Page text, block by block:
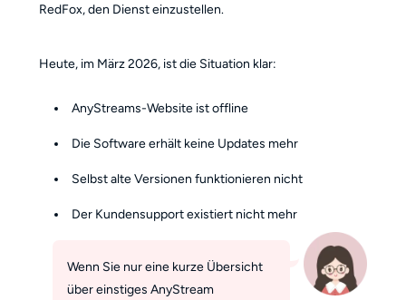
RedFox, den Dienst einzustellen.
Heute, im März 2026, ist die Situation klar:
AnyStreams-Website ist offline
Die Software erhält keine Updates mehr
Selbst alte Versionen funktionieren nicht
Der Kundensupport existiert nicht mehr
Wenn Sie nur eine kurze Übersicht
über einstiges AnyStream